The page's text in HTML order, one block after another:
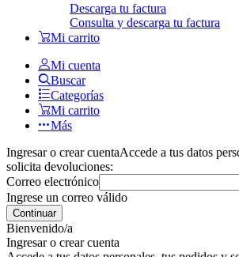
Descarga tu factura
Consulta y descarga tu factura
Mi carrito
Mi cuenta
Buscar
Categorías
Mi carrito
Más
Ingresar o crear cuentaAccede a tus datos
solicita devoluciones:
Correo electrónico
Ingrese un correo válido
Continuar
Bienvenido/a
Ingresar o crear cuenta